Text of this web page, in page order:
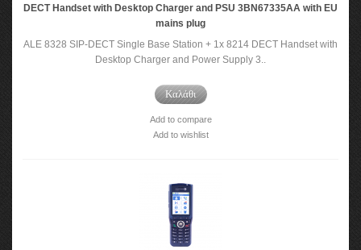
DECT Handset with Desktop Charger and PSU 3BN67335AA with EU
mains plug
ALE 8328 SIP-DECT Single Base Station + 1x 8214 DECT Handset with
Desktop Charger and Power Supply 3..
Καλάθι
Add to compare
Add to wishlist